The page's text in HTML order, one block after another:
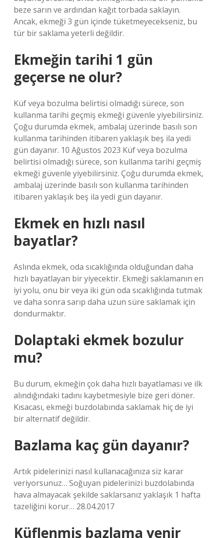
beze sarın ve ardından kağıt torbada saklayın.
Ancak, ekmeği 3 gün içinde tüketmeyecekseniz, bu
tür bir saklama yeterli değildir.
Ekmeğin tarihi 1 gün
geçerse ne olur?
Küf veya bozulma belirtisi olmadığı sürece, son
kullanma tarihi geçmiş ekmeği güvenle yiyebilirsiniz.
Çoğu durumda ekmek, ambalaj üzerinde basılı son
kullanma tarihinden itibaren yaklaşık beş ila yedi
gün dayanır. 10 Ağustos 2023 Küf veya bozulma
belirtisi olmadığı sürece, son kullanma tarihi geçmiş
ekmeği güvenle yiyebilirsiniz. Çoğu durumda ekmek,
ambalaj üzerinde basılı son kullanma tarihinden
itibaren yaklaşık beş ila yedi gün dayanır.
Ekmek en hızlı nasıl
bayatlar?
Aslında ekmek, oda sıcaklığında olduğundan daha
hızlı bayatlayan bir yiyecektir. Ekmeği saklamanın en
iyi yolu, onu bir veya iki gün oda sıcaklığında tutmak
ve daha sonra sarıp daha uzun süre saklamak için
dondurmaktır.
Dolaptaki ekmek bozulur
mu?
Bu durum, ekmeğin çok daha hızlı bayatlaması ve ilk
alındığındaki tadını kaybetmesiyle bize geri döner.
Kısacası, ekmeği buzdolabında saklamak hiç de iyi
bir alternatif değildir.
Bazlama kaç gün dayanır?
Artık pidelerinizi nasıl kullanacağınıza siz karar
veriyorsunuz… Soğuyan pidelerinizi buzdolabında
hava almayacak şekilde saklarsanız yaklaşık 1 hafta
tazeliğini korur… 28.04.2017
Küflenmiş bazlama yenir